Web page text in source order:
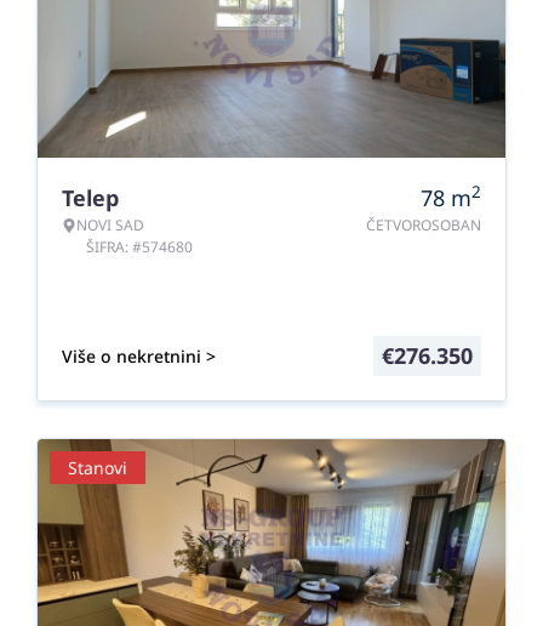
Telep
NOVI SAD
ŠIFRA: #574680
78 m2
ČETVOROSOBAN
Više o nekretnini > €276.350
Stanovi